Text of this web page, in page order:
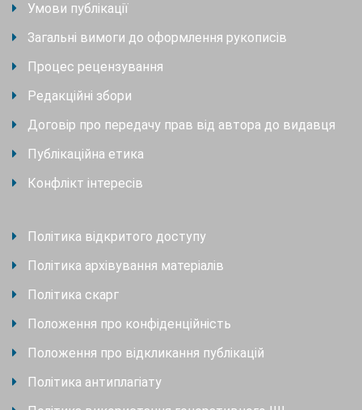
Умови публікації
Загальні вимоги до оформлення рукописів
Процес рецензування
Редакційні збори
Договір про передачу прав від автора до видавця
Публікаційна етика
Конфлікт інтересів
Політика відкритого доступу
Політика архівування матеріалів
Політика скарг
Положення про конфіденційність
Положення про відкликання публікацій
Політика антиплагіату